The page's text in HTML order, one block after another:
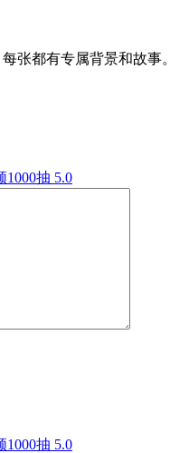
张都有专属背景和故事。
1000抽 5.0
1000抽 5.0